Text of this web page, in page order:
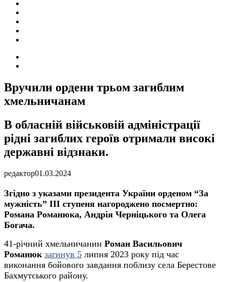
Вручили ордени трьом загиблим
хмельничанам
В обласній військовій адміністрації
рідні загиблих героїв отримали високі
державні відзнаки.
редактор01.03.2024
Згідно з указами президента України орденом “За
мужність” III ступеня нагороджено посмертно:
Романа Романюка, Андрія Черніцького та Олега
Богача.
41-річний хмельничанин Роман Васильович
Романюк загинув 5 липня 2023 року під час
виконання бойового завдання поблизу села Берестове
Бахмутського району.